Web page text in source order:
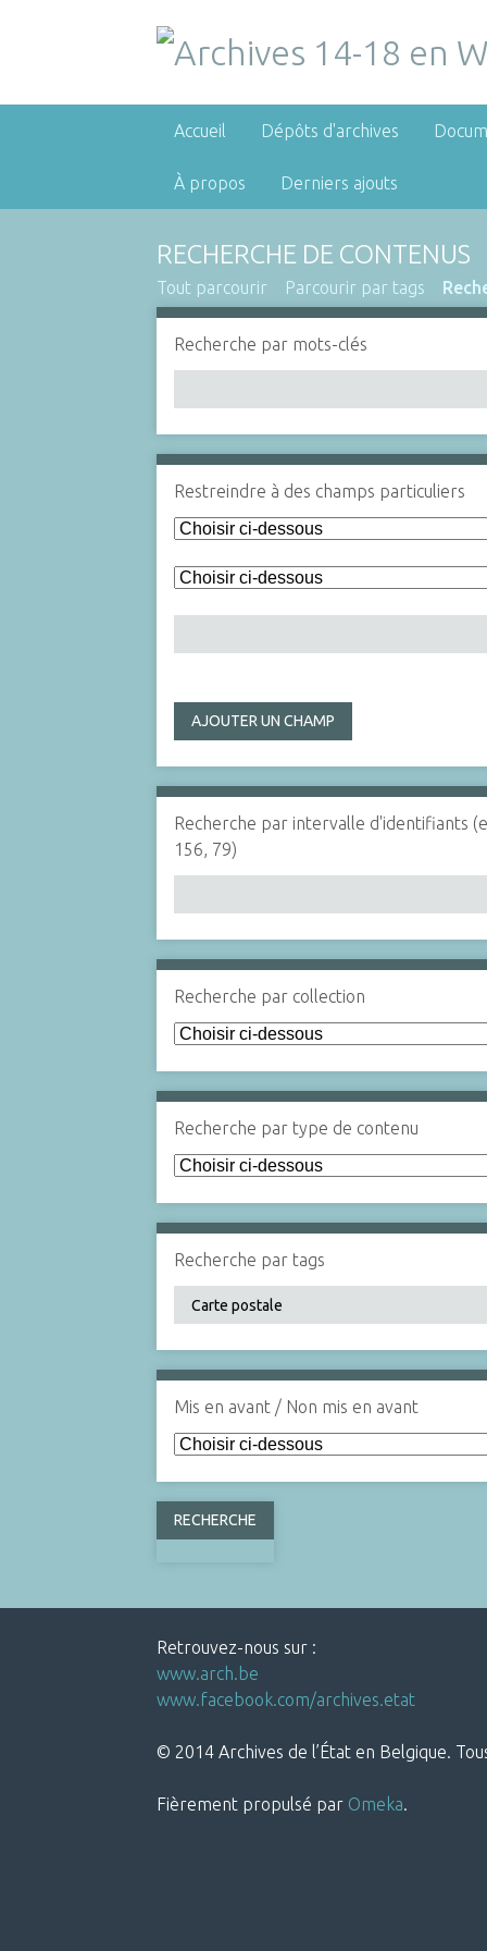
Accueil Dépôts d'archives
À propos Derniers ajouts
RECHERCHE DE CONTENUS
Tout parcourir Parcourir par tags
Recherche par mots-clés
Restreindre à des champs particuliers
AJOUTER UN CHAMP
Recherche par intervalle d'identifiants
156, 79)
Recherche par collection
Recherche par type de contenu
Recherche par tags
Mis en avant / Non mis en avant
Retrouvez-nous sur :
www.arch.be
www.facebook.com/archives.etat
© 2014 Archives de l’État en Belgique.
Fièrement propulsé par Omeka.